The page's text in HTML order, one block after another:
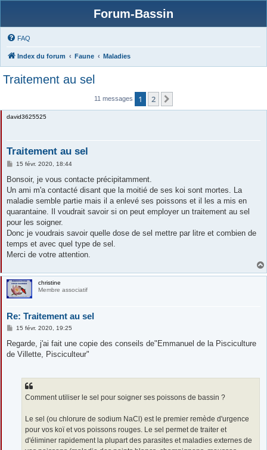
Forum-Bassin
FAQ
Index du forum Faune Maladies
Traitement au sel
11 messages 1 2
david3625525
Traitement au sel
M
s
a
g
15 févr. 2020, 18:44
Bonsoir, je vous contacte précipitamment.
Un ami m'a contacté disant que la moitié de ses koi sont mortes. La
maladie semble partie mais il a enlevé ses poissons et il les a mis en
quarantaine. Il voudrait savoir si on peut employer un traitement au sel
pour les soigner.
Donc je voudrais savoir quelle dose de sel mettre par litre et combien de
temps et avec quel type de sel.
Merci de votre attention.
christine
Membre associatif
Re: Traitement au sel
M
s
a
15 févr. 2020, 19:25
Regarde, j'ai fait une copie des conseils de"Emmanuel de la Pisciculture
de Villette, Pisciculteur"
Comment utiliser le sel pour soigner ses poissons de bassin ?
Le sel (ou chlorure de sodium NaCl) est le premier remède d'urgence
pour vos koï et vos poissons rouges. Le sel permet de traiter et
d'éliminer rapidement la plupart des parasites et maladies externes de